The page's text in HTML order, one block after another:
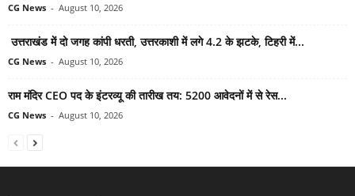
CG News - August 10, 2026
उत्तराखंड में दो जगह कांपी धरती, उत्तरकाशी में लगे 4.2 के झटके, टिहरी में...
CG News - August 10, 2026
राम मंदिर CEO पद के इंटरव्यू की तारीख तय: 5200 आवेदनों में से रेस...
CG News - August 10, 2026